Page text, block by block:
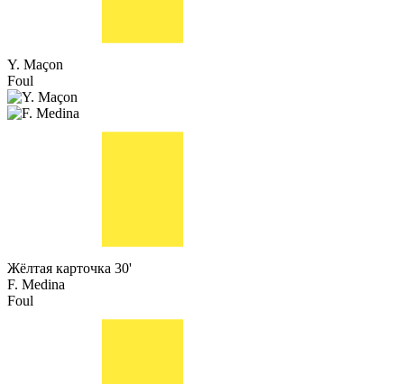
Y. Maçon
Foul
Жёлтая карточка 30'
F. Medina
Foul